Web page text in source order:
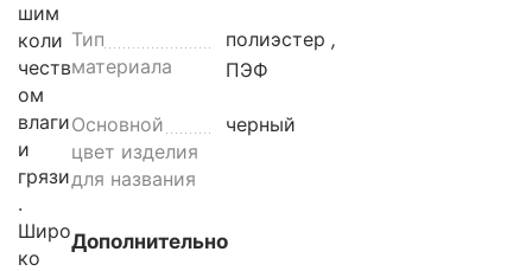
шим
коли
честв
ом
влаги
и
грязи
.
Широ
ко
Тип
материала
полиэстер ,
ПЭФ
Основной
цвет изделия
для названия
черный
Дополнительно